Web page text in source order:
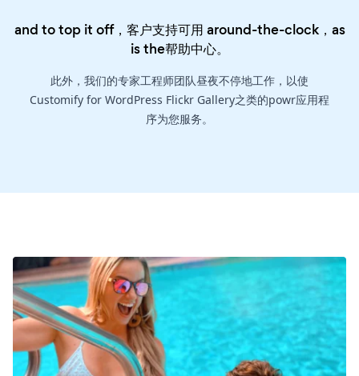
and to top it off，客户支持可用 around-the-clock，as
is the帮助中心。
此外，我们的专家工程师团队昼夜不停地工作，以使
Customify for WordPress Flickr Gallery之类的powr应用程
序为您服务。